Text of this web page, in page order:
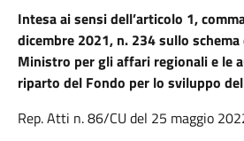
Intesa ai sensi dell’articolo 1,
dicembre 2021, n. 234 sullo
Ministro per gli affari regionali e le
riparto del Fondo per lo sviluppo
Rep. Atti n. 86/CU del 25 maggio